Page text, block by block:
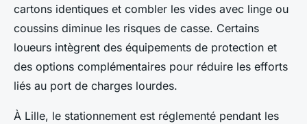
cartons identiques et combler les vides avec linge ou
coussins diminue les risques de casse. Certains
loueurs intègrent des équipements de protection et
des options complémentaires pour réduire les efforts
liés au port de charges lourdes.
À Lille, le stationnement est réglementé pendant les